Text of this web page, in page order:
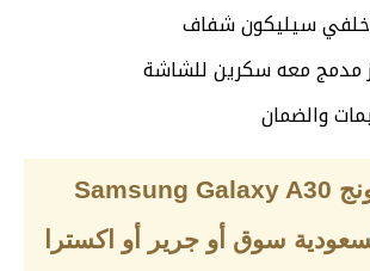
سيليكون شفاف
مدمج معه سكرين للشاشة
والضمان
سعر سامسونج Samsung Galaxy A30
سوق أو جرير أو اكسترا